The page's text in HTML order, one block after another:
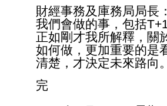
財經事務及庫務局局長
我們會做的事，包括
正如剛才我所解釋，關
如何做，更加重要的是
清楚，才決定未來路向
完